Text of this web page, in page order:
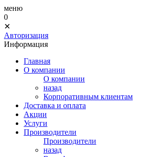
меню
0
✕
Авторизация
Информация
Главная
О компании
О компании
назад
Корпоративным клиентам
Доставка и оплата
Акции
Услуги
Производители
Производители
назад